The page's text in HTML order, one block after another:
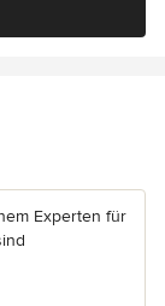
Experten für